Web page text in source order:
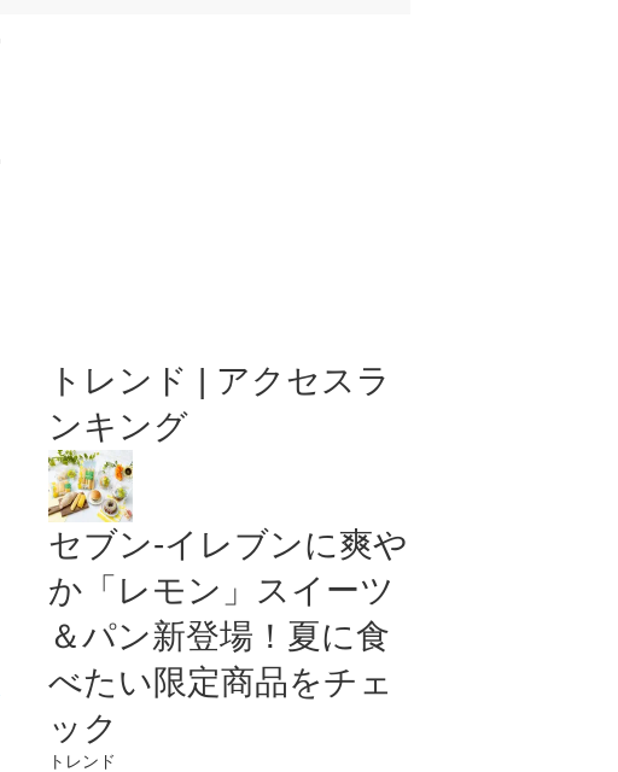
トレンド | アクセスラ
ンキング
セブン‐イレブンに爽や
か「レモン」スイーツ
＆パン新登場！夏に食
べたい限定商品をチェ
ック
トレンド